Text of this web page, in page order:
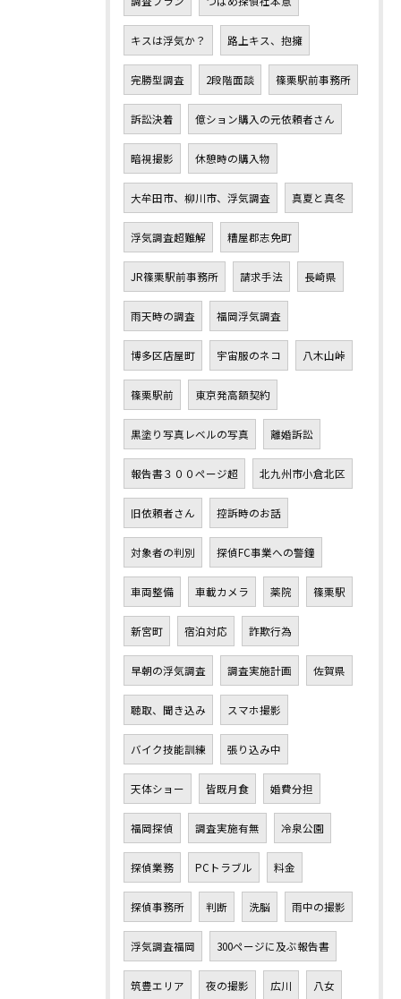
キスは浮気か？ 路上キス、抱擁
完勝型調査 2段階面談 篠栗駅前事務所
訴訟決着 億ション購入の元依頼者さん
暗視撮影 休憩時の購入物
大牟田市、柳川市、浮気調査 真夏と真冬
浮気調査超難解 糟屋郡志免町
JR篠栗駅前事務所 請求手法 長崎県
雨天時の調査 福岡浮気調査
博多区店屋町 宇宙服のネコ 八木山峠
篠栗駅前 東京発高額契約
黒塗り写真レベルの写真 離婚訴訟
報告書３００ページ超 北九州市小倉北区
旧依頼者さん 控訴時のお話
対象者の判別 探偵FC事業への警鐘
車両整備 車載カメラ 薬院 篠栗駅
新宮町 宿泊対応 詐欺行為
早朝の浮気調査 調査実施計画 佐賀県
聴取、聞き込み スマホ撮影
バイク技能訓練 張り込み中
天体ショー 皆既月食 婚費分担
福岡探偵 調査実施有無 冷泉公園
探偵業務 PCトラブル 料金
探偵事務所 判断 洗脳 雨中の撮影
浮気調査福岡 300ページに及ぶ報告書
筑豊エリア 夜の撮影 広川 八女